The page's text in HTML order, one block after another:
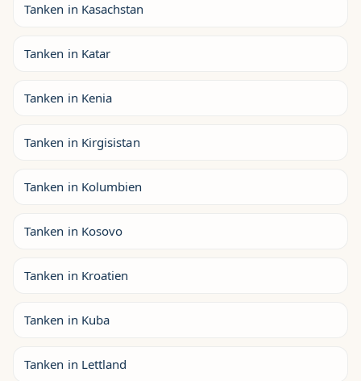
Tanken in Kasachstan
Tanken in Katar
Tanken in Kenia
Tanken in Kirgisistan
Tanken in Kolumbien
Tanken in Kosovo
Tanken in Kroatien
Tanken in Kuba
Tanken in Lettland